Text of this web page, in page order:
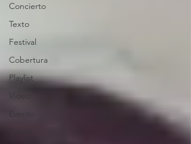
Concierto
Texto
Festival
Cobertura
Playlist
Video
Evento